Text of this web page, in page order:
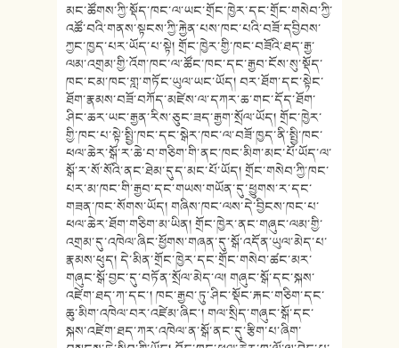
མང་ཚོགས་ཀྱི་སྡོད་ཁང་ལ་ཡང་གྲོང་ཁྱེར་དང་གྲོང་གསེབ་ཀྱི་
འཚོ་བའི་གནས་སྟངས་ཀྱི་རྐྱེན་པས་ཁང་པའི་བཟོ་དབྱིབས་
ཀྱང་ཁྱད་པར་ཡོད་པ་སྟེ། གྲོང་ཁྱེར་གྱི་ཁང་བཟོའི་ཐད་རྒྱ་
ལམ་འགྲམ་གྱི་འོག་ཁང་ལ་ཚོང་ཁང་དང་རྒྱབ་ངོས་སུ་སྡོད་
ཁང་ངམ་ཁང་གླ་གཏོང་ཡུལ་ཡང་ཡོད། བར་ཐོག་དང་སྟེང་
ཐོག་རྣམས་བཟོ་བཀོད་མཛེས་ལ་དཀར་ཆ་གང་དོད་ཐོག་
ཤིང་ཆར་ཡང་རྒྱན་རིས་ཅུང་ཟད་རྒྱག་སྲོལ་ཡོད། གྲོང་ཁྱེར་
གྱི་ཁང་པ་སྟེ་སྤྱི་ཁང་དང་སྒེར་ཁང་ལ་བཟོ་ཁྱད་ནི་སྤྱི་ཁང་
ཕལ་ཆེར་སྒོ་ར་ཆེ་བ་གཅིག་གི་ནང་ཁང་མིག་མང་པོ་ཡོད་ལ་
སྒོ་ར་སོ་སོའི་ནང་ཐེམ་དུད་མང་པོ་ཡོད། གྲོང་གསེབ་ཀྱི་ཁང་
པར་མ་ཁང་གི་རྒྱབ་དང་གཡས་གཡོན་དུ་ཕྱུགས་ར་དང་
གཟན་ཁང་སོགས་ཡོད། གཞིས་ཁང་ལས་དེ་བྱིངས་ཁང་པ་
ཕལ་ཆེར་ཐོག་གཅིག་མ་ཡིན། གྲོང་ཁྱེར་ནང་གཞུང་ལམ་གྱི་
འགྲམ་དུ་འཁེལ་ཞིང་ཕྱོགས་གཞན་དུ་སྒོ་འདོན་ཡུལ་མེད་པ་
རྣམས་ཕུད། དེ་མིན་གྲོང་ཁྱེར་དང་གྲོང་གསེབ་ཚང་མར་
གཞུང་སྒོ་བྱང་དུ་བཏོན་སྲོལ་མེད་ལ། གཞུང་སྒོ་དང་སྐས་
འཛེག་ཐད་ཀ་དང་། ཁང་རྒྱབ་ཏུ་ཤིང་སྡོང་རྐང་གཅིག་དང་
ཆུ་མིག་འཁེལ་བར་འཛེམ་ཞིང་། གལ་སྲིད་གཞུང་སྒོ་དང་
སྐས་འཛེག་ཐད་ཀར་འཁེལ་ན་སྒོ་ནང་དུ་རྩིག་པ་ཞིག་